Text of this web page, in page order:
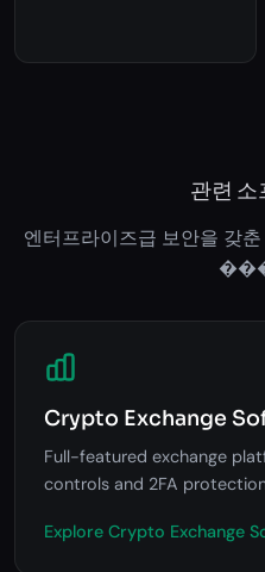
관련 소
엔터프라이즈급 보안을 갖
Crypto Exchange
Full-featured exchange
controls and 2FA
Explore Crypto Exchange